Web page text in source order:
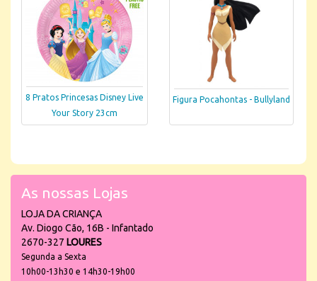
8 Pratos Princesas Disney Live
Your Story 23cm
Figura Pocahontas - Bullyland
As nossas Lojas
LOJA DA CRIANÇA
Av. Diogo Cão, 16B - Infantado
2670-327 LOURES
Segunda a Sexta
10h00-13h30 e 14h30-19h00